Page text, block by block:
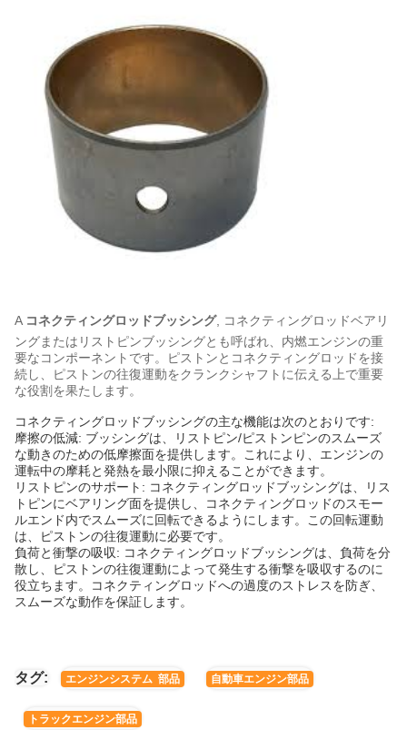
A コネクティングロッドブッシング, コネクティングロッドベアリ
ングまたはリストピンブッシングとも呼ばれ、内燃エンジンの重
要なコンポーネントです。ピストンとコネクティングロッドを接
続し、ピストンの往復運動をクランクシャフトに伝える上で重要
な役割を果たします。
コネクティングロッドブッシングの主な機能は次のとおりです:
摩擦の低減: ブッシングは、リストピン/ピストンピンのスムーズ
な動きのための低摩擦面を提供します。これにより、エンジンの
運転中の摩耗と発熱を最小限に抑えることができます。
リストピンのサポート: コネクティングロッドブッシングは、リス
トピンにベアリング面を提供し、コネクティングロッドのスモー
ルエンド内でスムーズに回転できるようにします。この回転運動
は、ピストンの往復運動に必要です。
負荷と衝撃の吸収: コネクティングロッドブッシングは、負荷を分
散し、ピストンの往復運動によって発生する衝撃を吸収するのに
役立ちます。コネクティングロッドへの過度のストレスを防ぎ、
スムーズな動作を保証します。
タグ: エンジンシステム 部品 自動車エンジン部品
トラックエンジン部品